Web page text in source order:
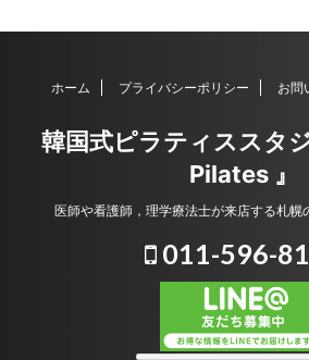
ホーム プライバシーポリシー お問
韓国式ピラティススタ
Pilates 』
医師や看護師，理学療法士が来店する札幌
011-596-